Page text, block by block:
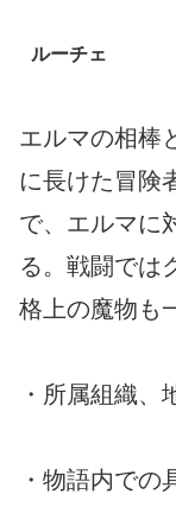
ルーチェ
エルマの相棒
に長けた冒険
で、エルマに
る。戦闘では
格上の魔物も
・所属組織
・物語内で